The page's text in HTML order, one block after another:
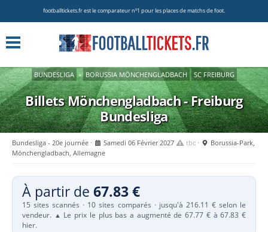
footballtickets.fr est le comparateur nº1 pour les places de matchs de foot.
BUNDESLIGA » BORUSSIA MÖNCHENGLADBACH SC FREIBURG
Billets Mönchengladbach - Freiburg
Bundesliga
Bundesliga - 20e journée Samedi 06 Février 2027 tbc
Borussia-Park,
Mönchengladbach, Allemagne
À partir de 67.83 €
15 sites scannés · 10 sites comparés · jusqu'à 216.11 € selon le
vendeur. ▲ Le prix le plus bas a augmenté de 67.77 € à 67.83 €
hier.